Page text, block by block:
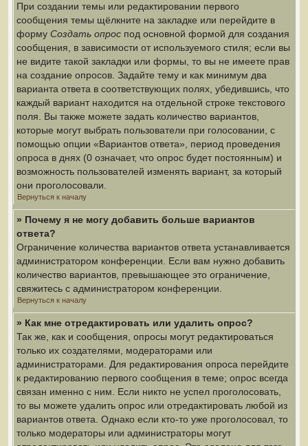
При создании темы или редактировании первого
сообщения темы щёлкните на закладке или перейдите в
форму Создать опрос под основной формой для создания
сообщения, в зависимости от используемого стиля; если вы
не видите такой закладки или формы, то вы не имеете прав
на создание опросов. Задайте тему и как минимум два
варианта ответа в соответствующих полях, убедившись, что
каждый вариант находится на отдельной строке текстового
поля. Вы также можете задать количество вариантов,
которые могут выбрать пользователи при голосовании, с
помощью опции «Вариантов ответа», период проведения
опроса в днях (0 означает, что опрос будет постоянным) и
возможность пользователей изменять вариант, за который
они проголосовали.
Вернуться к началу
» Почему я не могу добавить больше вариантов
ответа?
Ограничение количества вариантов ответа устанавливается
администратором конференции. Если вам нужно добавить
количество вариантов, превышающее это ограничение,
свяжитесь с администратором конференции.
Вернуться к началу
» Как мне отредактировать или удалить опрос?
Так же, как и сообщения, опросы могут редактироваться
только их создателями, модераторами или
администраторами. Для редактирования опроса перейдите
к редактированию первого сообщения в теме; опрос всегда
связан именно с ним. Если никто не успел проголосовать,
то вы можете удалить опрос или отредактировать любой из
вариантов ответа. Однако если кто-то уже проголосовал, то
только модераторы или администраторы могут